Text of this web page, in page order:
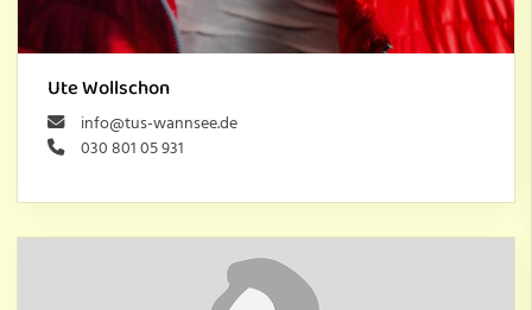
Ute Wollschon
info@tus-wannsee.de
030 801 05 931